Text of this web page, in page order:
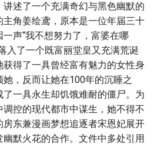
讲述了一个充满奇幻与黑色幽默的
角姜绘鸢，原本是一位年届三十
声“我不想努力了，富婆在哪
入了一个既富丽堂皇又充满荒诞
得了一具曾经富有魅力的女性身
，反而让她在100年的沉睡之
一具永生却饥饿难耐的僵尸。为
控的现代都市中谋生，她不得不
东兼漫画梦想追逐者宋恩妃展开
默火花的合作。文件中多处引用